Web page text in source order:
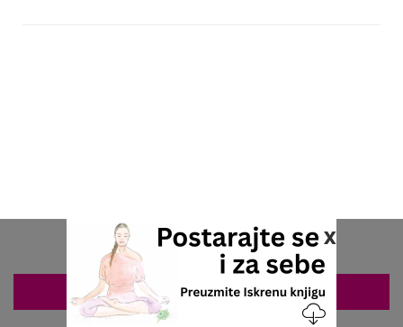
x
ZAKAZIVANJE 063/687-460